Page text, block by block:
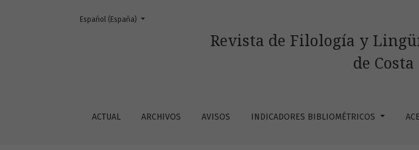
El fracaso del mutuo entendimiento y de la revolución en &lt;i&gt;Siete
Revista de Filología y
de Costa
ACTUAL ARCHIVOS AVISOS INDICADORES BIBLIOMÉTRICOS
Cambiar el idioma. El actual es:
Español (España)